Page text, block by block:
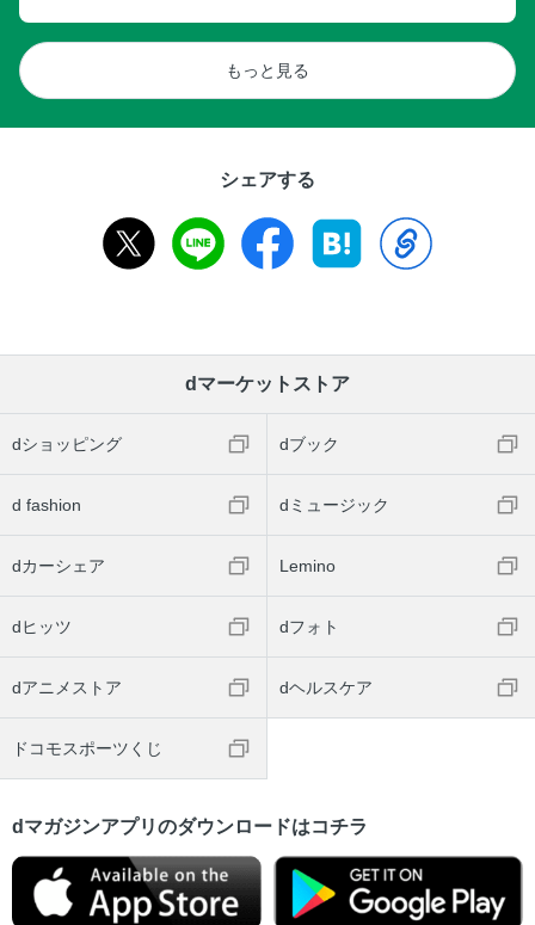
もっと見る
シェアする
dマーケットストア
dショッピング dブック
d fashion dミュージック
dカーシェア Lemino
dヒッツ dフォト
dアニメストア dヘルスケア
ドコモスポーツくじ
dマガジンアプリのダウンロードはコチラ